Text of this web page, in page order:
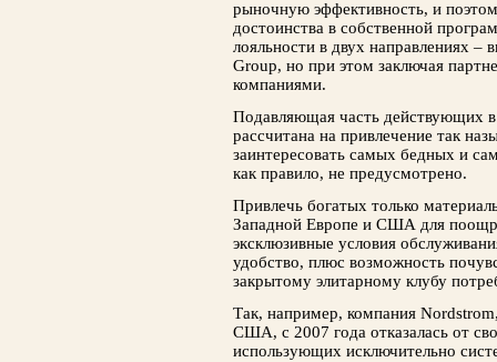
рыночную эффективность, и
достоинства в собственной
лояльности в двух направлениях
Group, но при этом заключая
компаниями.
Подавляющая часть действующих
рассчитана на привлечение так
заинтересовать самых бедных и
как правило, не предусмотрено.
Привлечь богатых только
Западной Европе и США для
эксклюзивные условия
удобство, плюс возможность
закрытому элитарному клубу
Так, например, компания
США, с 2007 года отказалась от
использующих исключительно